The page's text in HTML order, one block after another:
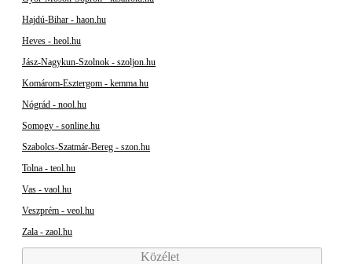
Hajdú-Bihar - haon.hu
Heves - heol.hu
Jász-Nagykun-Szolnok - szoljon.hu
Komárom-Esztergom - kemma.hu
Nógrád - nool.hu
Somogy - sonline.hu
Szabolcs-Szatmár-Bereg - szon.hu
Tolna - teol.hu
Vas - vaol.hu
Veszprém - veol.hu
Zala - zaol.hu
Közélet